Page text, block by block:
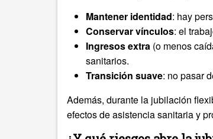
Mantener identidad: hay
Conservar vínculos: el
Ingresos extra (o menos
sanitarios.
Transición suave: no pasar
Además, durante la jubilación
efectos de asistencia sanitaria y